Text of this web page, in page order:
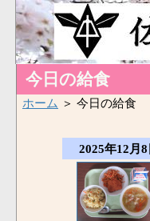
今日の給食
ホーム ＞ 今日の給食
2025年12月